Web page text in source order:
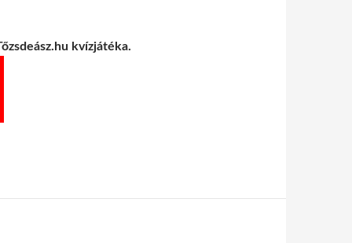
kvízjátéka.